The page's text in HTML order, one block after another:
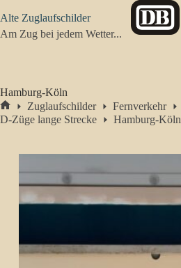
Inhalt
springen
Alte Zuglaufschilder
Am Zug bei jedem Wetter...
Hamburg-Köln
Start
Zuglaufschilder
Fernverkehr
D-Züge lange Strecke
Hamburg-Köln